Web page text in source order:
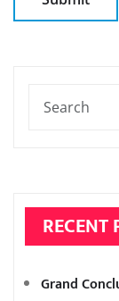
RECENT
Grand